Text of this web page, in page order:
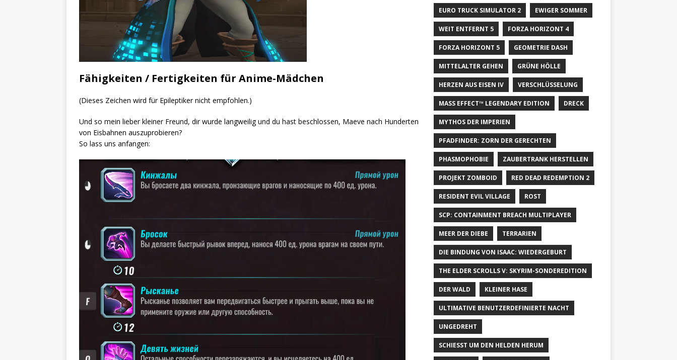
Fähigkeiten / Fertigkeiten für Anime-Mädchen
(Dieses Zeichen wird für Epileptiker nicht empfohlen.)
Und so mein lieber kleiner Freund, dir wurde langweilig und du hast beschlossen, Maeve nach Hunderten
von Eisbahnen auszuprobieren?
So lass uns anfangen:
EURO TRUCK SIMULATOR 2 EWIGER SOMMER
WEIT ENTFERNT 5 FORZA HORIZONT 4
FORZA HORIZONT 5 GEOMETRIE DASH
MITTELALTER GEHEN GRÜNE HÖLLE
HERZEN AUS EISEN IV VERSCHLÜSSELUNG
MASS EFFECT™ LEGENDARY EDITION DRECK
MYTHOS DER IMPERIEN
PFADFINDER: ZORN DER GERECHTEN
PHASMOPHOBIE ZAUBERTRANK HERSTELLEN
PROJEKT ZOMBOID RED DEAD REDEMPTION 2
RESIDENT EVIL VILLAGE ROST
SCP: CONTAINMENT BREACH MULTIPLAYER
MEER DER DIEBE TERRARIEN
DIE BINDUNG VON ISAAC: WIEDERGEBURT
THE ELDER SCROLLS V: SKYRIM-SONDEREDITION
DER WALD KLEINER HASE
ULTIMATIVE BENUTZERDEFINIERTE NACHT
UNGEDREHT
SCHIESST UM DEN HELDEN HERUM